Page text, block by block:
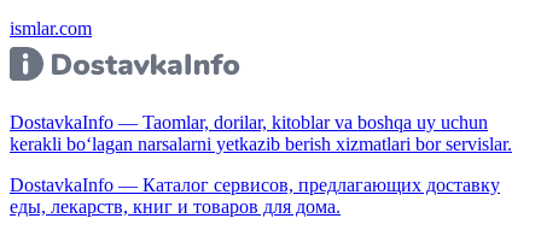
ismlar.com
DostavkaInfo — Taomlar, dorilar, kitoblar va boshqa uy uchun
kerakli bo‘lagan narsalarni yetkazib berish xizmatlari bor servislar.
DostavkaInfo — Каталог сервисов, предлагающих доставку
еды, лекарств, книг и товаров для дома.